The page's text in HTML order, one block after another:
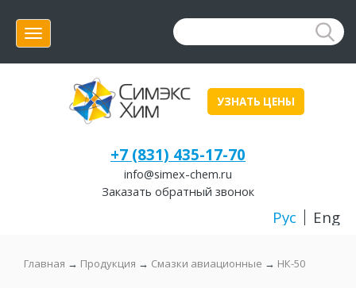
Меню
УЗНАТЬ ЦЕНЫ
+7 (831) 435-17-70
info@simex-chem.ru
Заказать обратный звонок
Рус Eng
Главная → Продукция → Смазки авиационные → НК-50